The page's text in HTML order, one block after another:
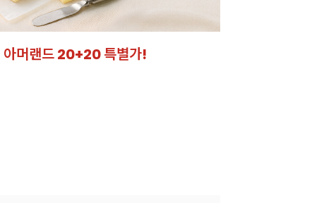
아머랜드 20+20 특별가!